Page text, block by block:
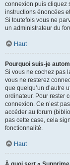
connexion puis cliquez
instructions énoncées
Si toutefois vous ne
un administrateur du
Haut
Pourquoi suis-je
Si vous ne cochez pas
vous ne resterez
que quelqu’un d’autre
ordinateur. Pour rester
connexion. Ce n’est
accéder au forum
pas cette case, cela
fonctionnalité.
Haut